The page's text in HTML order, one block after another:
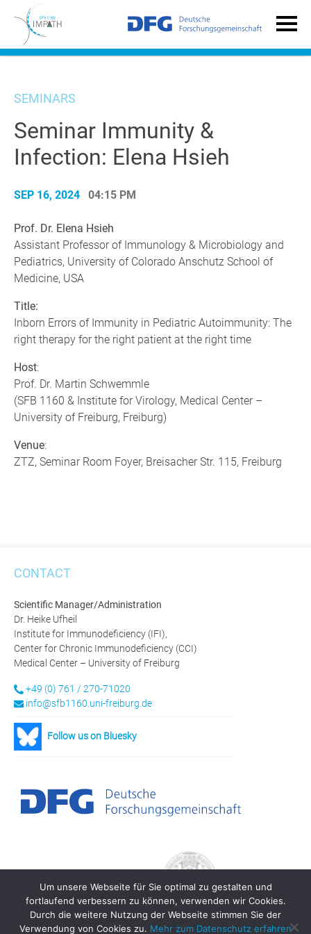
SEMINARS
Seminar Immunity &
Infection: Elena Hsieh
SEP 16, 2024 04:15 PM
Prof. Dr. Elena Hsieh
Assistant Professor of Immunology & Microbiology and
Pediatrics, University of Colorado Anschutz School of
Medicine, USA
Title:
Inborn Errors of Immunity in Pediatric Autoimmunity: The
right therapy for the right patient at the right time
Host:
Prof. Dr. Martin Schwemmle
(SFB 1160 & Institute for Virology, Medical Center –
University of Freiburg, Freiburg)
Venue:
ZTZ, Seminar Room Foyer, Breisacher Str. 115, Freiburg
CONTACT
Scientific Manager/Administration
Dr. Heike Ufheil
Institute for Immunodeficiency (IFI),
Center for Chronic Immunodeficiency (CCI)
Medical Center – University of Freiburg
+49 (0) 761 / 270-71020
info@sfb1160.uni-freiburg.de
Follow us on Bluesky
Um unsere Webseite für Sie optimal zu gestalten und
fortlaufend verbessern zu können, verwenden wir Cookies.
Durch die weitere Nutzung der Webseite stimmen Sie der
Verwendung von Cookies zu. Mehr zum Datenschutz erfahren